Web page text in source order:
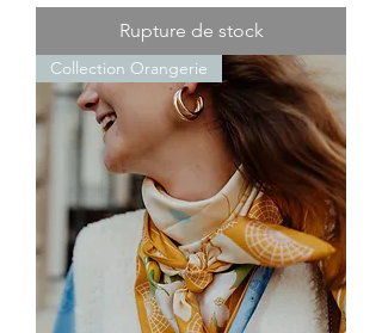
Rupture de stock
Collection Orangerie